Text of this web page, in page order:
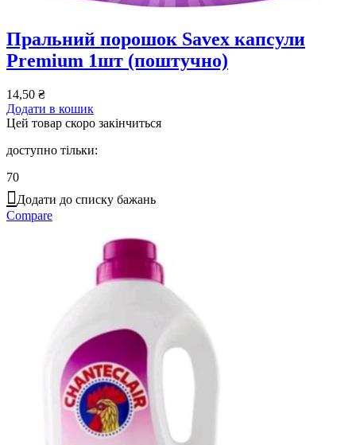
Пральний порошок Savex капсули
Premium 1шт (поштучно)
14,50 ₴
Додати в кошик
Цей товар скоро закінчиться
доступно тільки:
70
Додати до списку бажань
Compare